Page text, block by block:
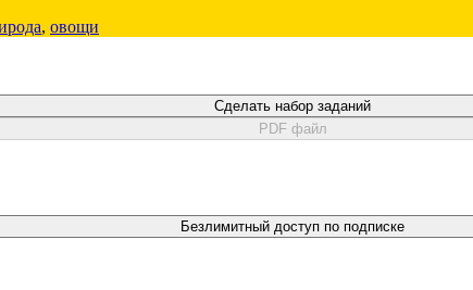
, овощи
Сделать набор заданий
PDF файл
Безлимитный доступ по подписке